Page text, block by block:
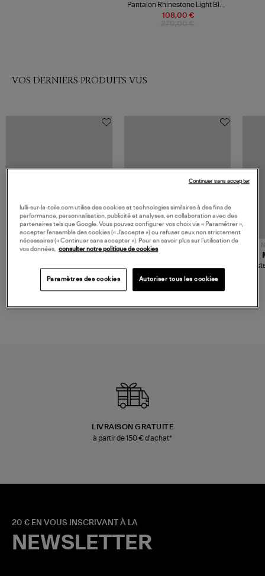
108,00 €
Pantalon Rhinestone Light Blue
Denim
VOS DERNIERS PRODUITS VUS
480,00 €
NOUVELLE COLLECTION
189,00 €
LIVRAISON GRATUITE
à partir de 150 € d'achat*
20 € EN VOUS INSCRIVANT À LA
NEWSLETTER
lulli-sur-la-toile.com utilise des cookies et technologies similaires à des fins de
performance, personnalisation, publicité et analyses, en collaboration avec des
partenaires tels que Google. Vous pouvez configurer vos choix via « Paramétrer »,
accepter l’ensemble des cookies (« J’accepte ») ou refuser ceux non strictement
nécessaires (« Continuer sans accepter »). Pour en savoir plus sur l’utilisation de
vos données,
consulter notre politique de cookies
Paramètres des cookies Autoriser tous les cookies
Continuer sans accepter